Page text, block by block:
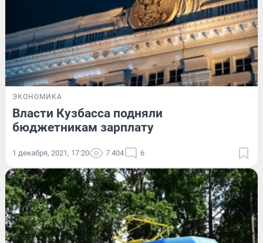
ЭКОНОМИКА
Власти Кузбасса подняли
бюджетникам зарплату
1 декабря, 2021, 17:20 7 404 6